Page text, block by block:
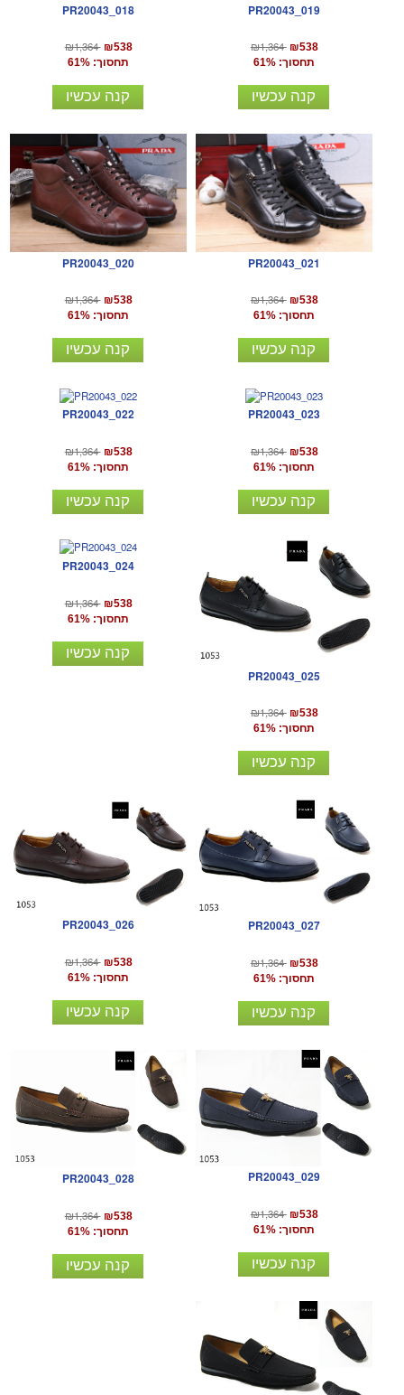
PR20043_018
₪1,364 ₪538
תחסוך: 61%
קנה עכשיו
PR20043_019
₪1,364 ₪538
תחסוך: 61%
קנה עכשיו
PR20043_020
₪1,364 ₪538
תחסוך: 61%
קנה עכשיו
PR20043_021
₪1,364 ₪538
תחסוך: 61%
קנה עכשיו
PR20043_022
₪1,364 ₪538
תחסוך: 61%
קנה עכשיו
PR20043_023
₪1,364 ₪538
תחסוך: 61%
קנה עכשיו
PR20043_024
₪1,364 ₪538
תחסוך: 61%
קנה עכשיו
PR20043_025
₪1,364 ₪538
תחסוך: 61%
קנה עכשיו
PR20043_026
₪1,364 ₪538
תחסוך: 61%
קנה עכשיו
PR20043_027
₪1,364 ₪538
תחסוך: 61%
קנה עכשיו
PR20043_028
₪1,364 ₪538
תחסוך: 61%
קנה עכשיו
PR20043_029
₪1,364 ₪538
תחסוך: 61%
קנה עכשיו